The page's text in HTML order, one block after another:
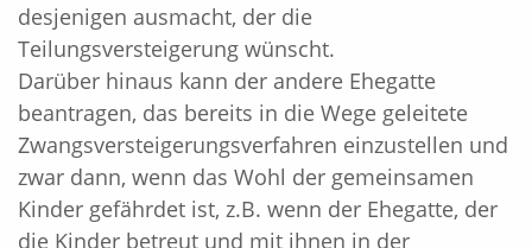
desjenigen ausmacht, der die
Teilungsversteigerung wünscht.
Darüber hinaus kann der andere Ehegatte
beantragen, das bereits in die Wege geleitete
Zwangsversteigerungsverfahren einzustellen und
zwar dann, wenn das Wohl der gemeinsamen
Kinder gefährdet ist, z.B. wenn der Ehegatte, der
die Kinder betreut und mit ihnen in der